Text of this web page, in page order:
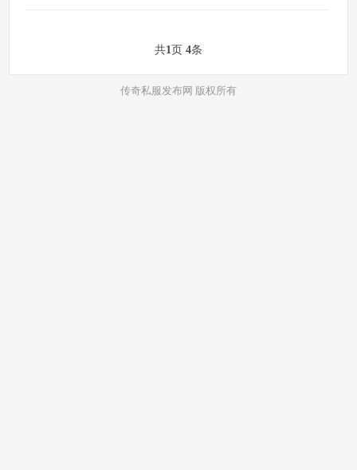
共1页 4条
传奇私服发布网 版权所有